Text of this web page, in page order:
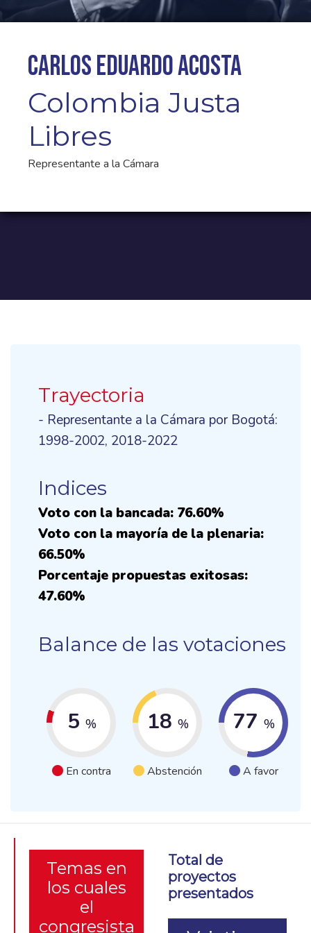
Carlos Eduardo Acosta
Colombia Justa
Libres
Representante a la Cámara
Trayectoria
- Representante a la Cámara por Bogotá:
1998-2002, 2018-2022
Indices
Voto con la bancada: 76.60%
Voto con la mayoría de la plenaria:
66.50%
Porcentaje propuestas exitosas:
47.60%
Balance de las votaciones
5 %
En contra
18 %
Abstención
77 %
A favor
Temas en
los cuales
el
congresista
Total de
proyectos
presentados